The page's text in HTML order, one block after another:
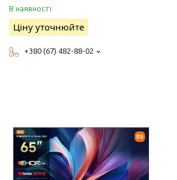
В наявності
Ціну уточнюйте
+380 (67) 482-88-02